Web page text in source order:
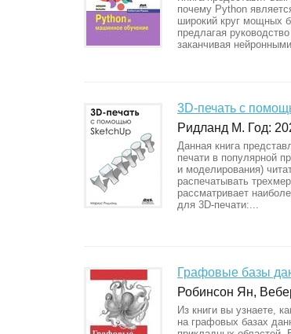
почему Python
широкий круг мощных
предлагая
заканчивая
3D-печать с
Ридланд М. Год:
Данная книга
печати в популярной
и моделирования)
распечатывать
рассматривает
для 3D-печати:...
Графовые базы
Робинсон Ян,
Из книги вы узнаете,
на графовых базах